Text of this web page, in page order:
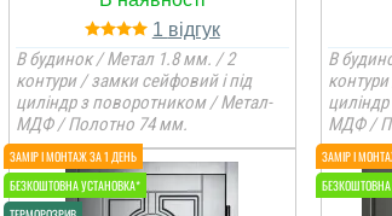
1
В будинок / Метал 1.8 мм. / 2
контури / замки сейфовий і під
циліндр з поворотником / Метал-
МДФ / Полотно 74 мм.
В
МДФ /